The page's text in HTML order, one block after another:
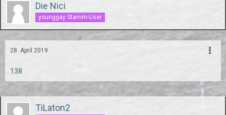
Die Nici
younggay Stamm-User
28. April 2019
138
TiLaton2